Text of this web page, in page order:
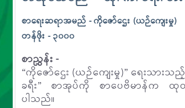
စာရေးဆရာအမည် - ကိုဇော်ဌေး (ယဉ်ကျေးမှု)
တန်ဖိုး - ၃၀၀၀
စာညွှန်း -
“ကိုဇော်ဌေး (ယဉ်ကျေးမှု)” ရေးသားသည့်
ခရီး” စာအုပ်ကို စာပေဗိမာန်က ထုတ်
ပါသည်။